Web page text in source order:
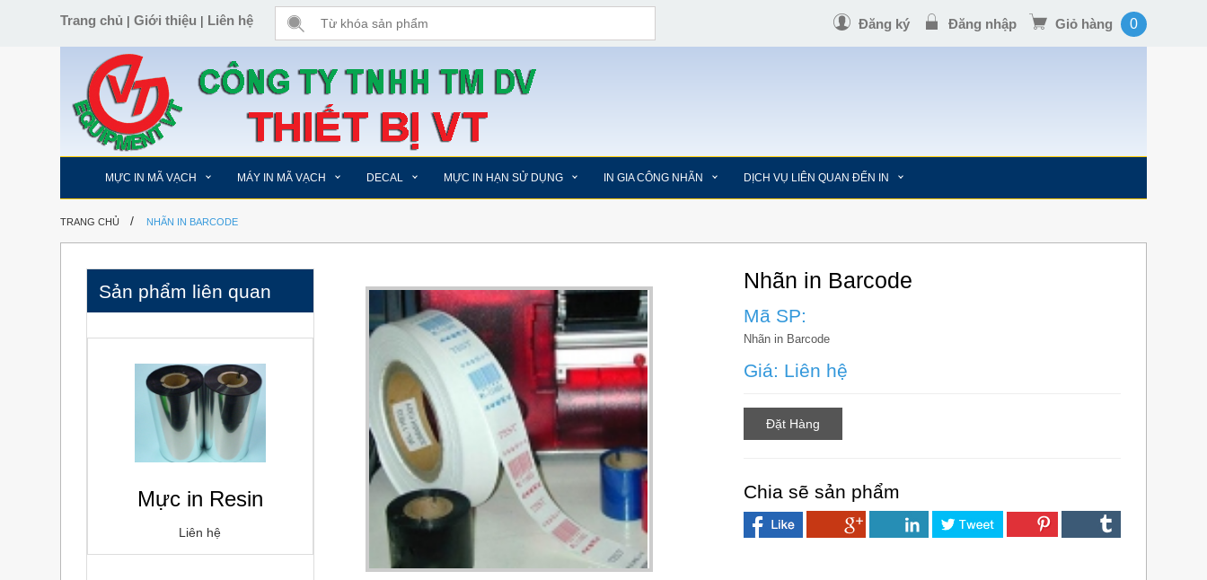
Trang chủ |Giới thiệu | Liên hệ Đăng ký Đăng nhập Giỏ hàng 0
MỰC IN MÃ VẠCH MÁY IN MÃ VẠCH DECAL MỰC IN HẠN SỬ DỤNG IN GIA CÔNG NHÃN DỊCH VỤ LIÊN QUAN ĐẾN IN
TRANG CHỦ / NHÃN IN BARCODE
Nhãn in Barcode
Mã SP:
Nhãn in Barcode
Giá: Liên hệ
Chia sẽ sản phẩm
Sản phẩm liên quan
Mực in Resin
Liên hệ